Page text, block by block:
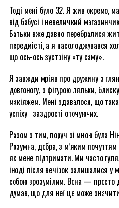
Тоді мені було 32. Я жив окремо,
від бабусі і невеличкий
Батьки вже давно перебралися
передмісті, а я насолоджувався
що ось-ось зустріну «ту саму».
Я завжди мріяв про дружину з
довгоногу, з фігурою ляльки,
макіяжем. Мені здавалося, що
успіху і заздрості оточуючих.
Разом з тим, поруч зі мною була
Розумна, добра, з м’яким
як мене підтримати. Ми часто
іноді після вечірок залишалися
собою зрозумілим. Вона — просто
думав, що для неї це може